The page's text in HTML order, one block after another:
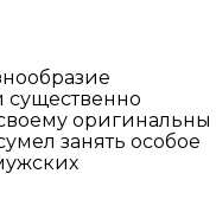
существенно
оригинальны
занять особое